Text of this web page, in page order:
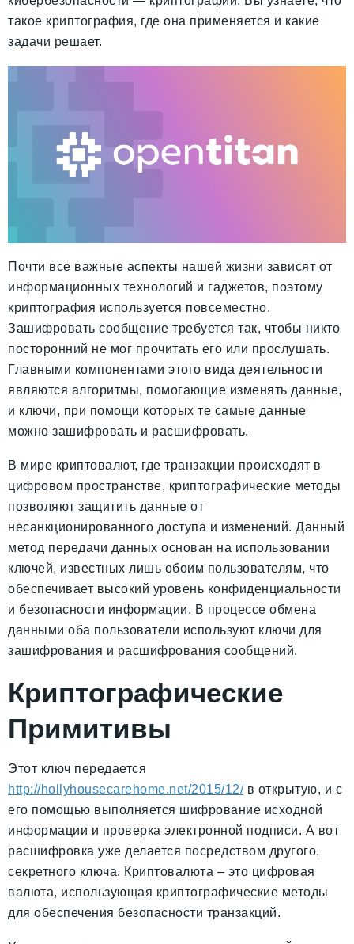
такое криптография, где она применяется и какие
задачи решает.
Почти все важные аспекты нашей жизни зависят от
информационных технологий и гаджетов, поэтому
криптография используется повсеместно.
Зашифровать сообщение требуется так, чтобы никто
посторонний не мог прочитать его или прослушать.
Главными компонентами этого вида деятельности
являются алгоритмы, помогающие изменять данные,
и ключи, при помощи которых те самые данные
можно зашифровать и расшифровать.
В мире криптовалют, где транзакции происходят в
цифровом пространстве, криптографические методы
позволяют защитить данные от
несанкционированного доступа и изменений. Данный
метод передачи данных основан на использовании
ключей, известных лишь обоим пользователям, что
обеспечивает высокий уровень конфиденциальности
и безопасности информации. В процессе обмена
данными оба пользователи используют ключи для
зашифрования и расшифрования сообщений.
Криптографические
Примитивы
Этот ключ передается
http://hollyhousecarehome.net/2015/12/в открытую, и с
его помощью выполняется шифрование исходной
информации и проверка электронной подписи. А вот
расшифровка уже делается посредством другого,
секретного ключа. Криптовалюта – это цифровая
валюта, использующая криптографические методы
для обеспечения безопасности транзакций.